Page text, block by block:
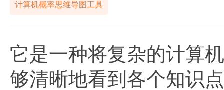
计算机概率思维导图工具
它是一种将复杂的计算
够清晰地看到各个知识